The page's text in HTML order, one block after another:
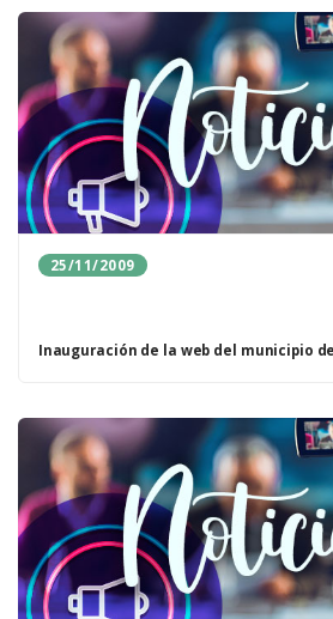
25/11/2009
Inauguración de la web del municipio